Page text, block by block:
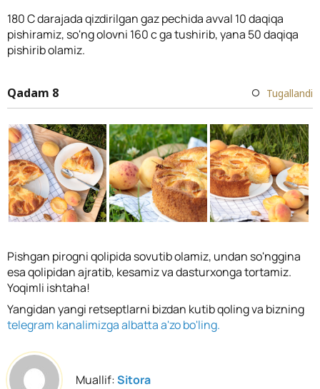
180 C darajada qizdirilgan gaz pechida avval 10 daqiqa
pishiramiz, so'ng olovni 160 c ga tushirib, yana 50 daqiqa
pishirib olamiz.
Qadam 8 Tugallandi
Pishgan pirogni qolipida sovutib olamiz, undan so'nggina
esa qolipidan ajratib, kesamiz va dasturxonga tortamiz.
Yoqimli ishtaha!
Yangidan yangi retseptlarni bizdan kutib qoling va bizning
telegram kanalimizga albatta a'zo bo'ling.
Muallif:Sitora